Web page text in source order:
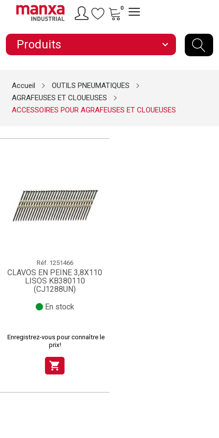
0
Produits expand_more
Accueil
OUTILS PNEUMATIQUES
AGRAFEUSES ET CLOUEUSES
ACCESSOIRES POUR AGRAFEUSES ET CLOUEUSES
Réf. 1251466
CLAVOS EN PEINE 3,8X110
LISOS KB380110
(CJ1288UN)
En stock
Enregistrez-vous pour connaître le
prix!
shopping_cart